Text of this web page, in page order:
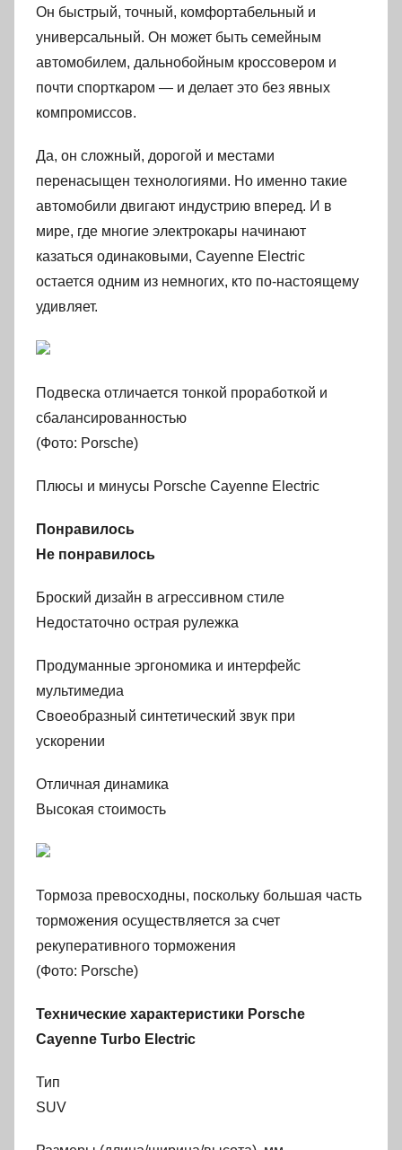
Он быстрый, точный, комфортабельный и
универсальный. Он может быть семейным
автомобилем, дальнобойным кроссовером и
почти спорткаром — и делает это без явных
компромиссов.
Да, он сложный, дорогой и местами
перенасыщен технологиями. Но именно такие
автомобили двигают индустрию вперед. И в
мире, где многие электрокары начинают
казаться одинаковыми, Cayenne Electric
остается одним из немногих, кто по-настоящему
удивляет.
Подвеска отличается тонкой проработкой и
сбалансированностью
(Фото: Porsche)
Плюсы и минусы Porsche Cayenne Electric
Понравилось
Не понравилось
Броский дизайн в агрессивном стиле
Недостаточно острая рулежка
Продуманные эргономика и интерфейс
мультимедиа
Своеобразный синтетический звук при
ускорении
Отличная динамика
Высокая стоимость
Тормоза превосходны, поскольку большая часть
торможения осуществляется за счет
рекуперативного торможения
(Фото: Porsche)
Технические характеристики Porsche
Cayenne Turbo Electric
Тип
SUV